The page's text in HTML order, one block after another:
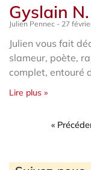
Gyslain N.
Julien Pennec 27
Julien vous fait
slameur, poète,
complet, entouré
Lire plus »
«